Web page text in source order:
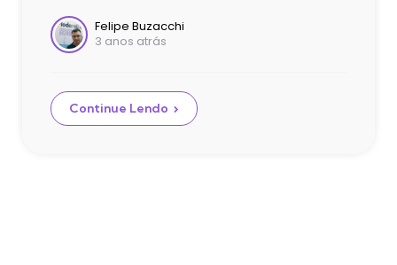
Postado
por
Felipe Buzacchi
3 anos atrás
Continue Lendo